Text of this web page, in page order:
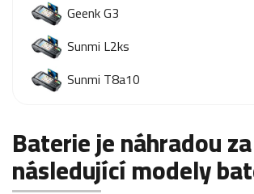
Geenk G3
Sunmi L2ks
Sunmi T8a10
Baterie je náhradou za
následující modely